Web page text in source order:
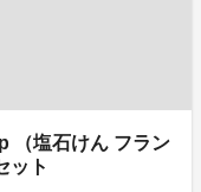
（塩石けん フラン
ット